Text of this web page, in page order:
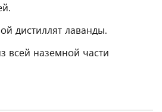
дистиллят лаванды.
всей наземной части